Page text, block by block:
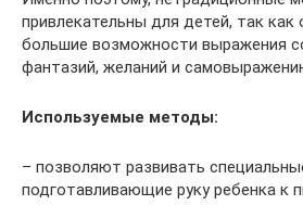
привлекательны для детей, так
большие возможности выражения
фантазий, желаний и
Используемые методы:
– позволяют развивать
подготавливающие руку ребенка к